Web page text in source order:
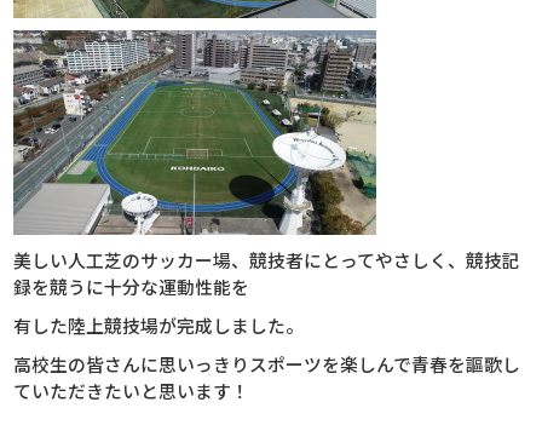
美しい人工芝のサッカー場、競技者にとってやさしく、競技記
録を競うに十分な運動性能を
有した陸上競技場が完成しました。
高校生の皆さんに思いっきりスポーツを楽しんで青春を謳歌し
ていただきたいと思います！